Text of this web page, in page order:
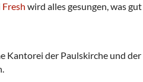
Fresh wird alles gesungen, was
Kantorei der Paulskirche und